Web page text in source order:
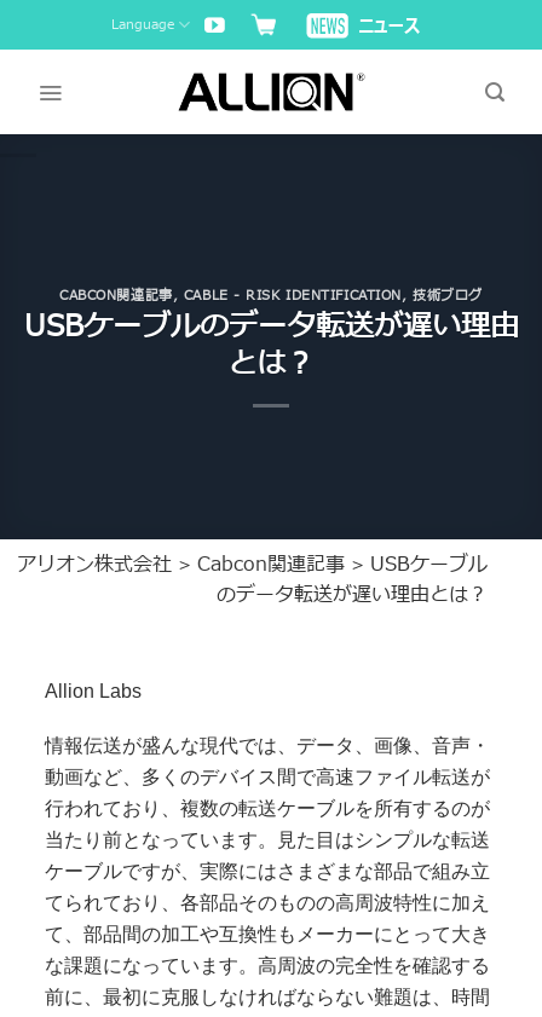
to
Language
CABCON関連記事, CABLE - RISK IDENTIFICATION,技術ブログ
USBケーブルのデータ転送が遅い理由
とは？
アリオン株式会社 >Cabcon関連記事 > USBケーブル
のデータ転送が遅い理由とは？
Allion Labs
情報伝送が盛んな現代では、データ、画像、音声・
動画など、多くのデバイス間で高速ファイル転送が
行われており、複数の転送ケーブルを所有するのが
当たり前となっています。見た目はシンプルな転送
ケーブルですが、実際にはさまざまな部品で組み立
てられており、各部品そのものの高周波特性に加え
て、部品間の加工や互換性もメーカーにとって大き
な課題になっています。高周波の完全性を確認する
前に、最初に克服しなければならない難題は、時間